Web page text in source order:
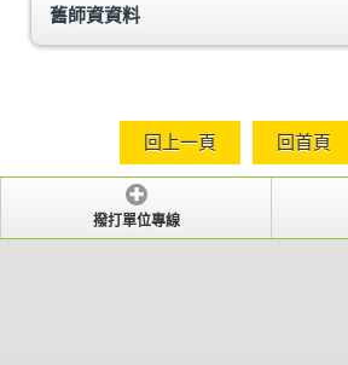
舊師資資料
回上一頁 回首頁
撥打單位專線